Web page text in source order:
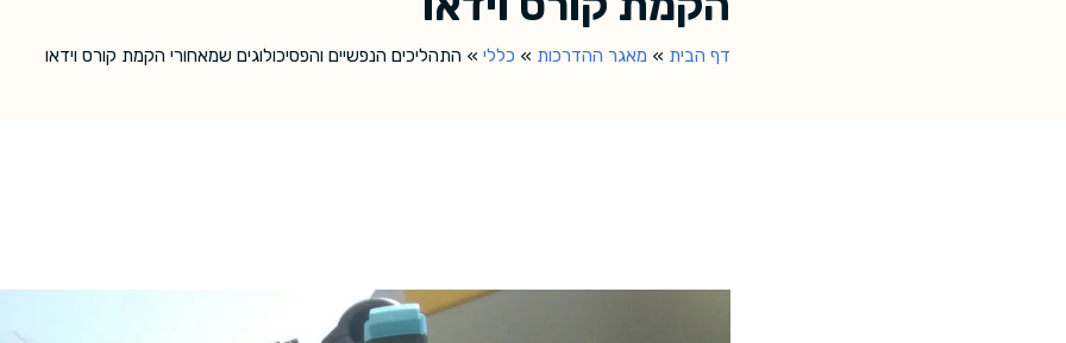
דף הבית » מאגר ההדרכות » כללי » התהליכים הנפשיים והפסיכולוגים שמאחורי הקמת קורס וידאו